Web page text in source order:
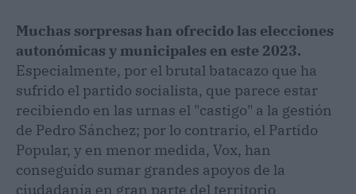
Muchas sorpresas han ofrecido las elecciones
autonómicas y municipales en este 2023.
Especialmente, por el brutal batacazo que ha
sufrido el partido socialista, que parece estar
recibiendo en las urnas el "castigo" a la gestión
de Pedro Sánchez; por lo contrario, el Partido
Popular, y en menor medida, Vox, han
conseguido sumar grandes apoyos de la
ciudadanía en gran parte del territorio